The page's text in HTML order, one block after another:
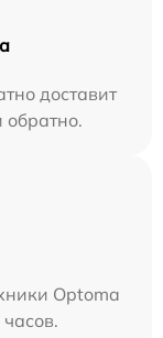
доставит
обратно.
Optoma